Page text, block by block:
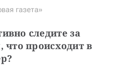
газета»
следите за
что происходит в